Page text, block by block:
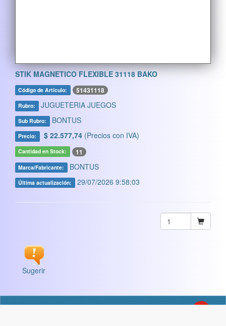
STIK MAGNETICO FLEXIBLE 31118 BAKO
Código de Artículo: 51431118
Rubro: JUGUETERIA JUEGOS
Sub Rubro: BONTUS
Precio: $ 22.577,74 (Precios con IVA)
Cantidad en Stock: 11
Marca/Fabricante: BONTUS
Última actualización: 29/07/2026 9:58:03
Sugerir